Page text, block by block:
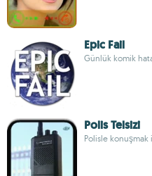
Epic Fail
Günlük komik
Polis Telsizi
Polisle konuşmak